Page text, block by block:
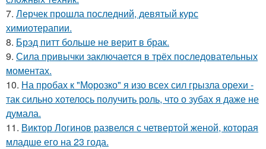
7. Лерчек прошла последний, девятый курс
химиотерапии.
8. Брэд питт больше не верит в брак.
9. Сила привычки заключается в трёх последовательных
моментах.
10. На пробах к "Морозко" я изо всех сил грызла орехи -
так сильно хотелось получить роль, что о зубах я даже не
думала.
11. Виктор Логинов развелся с четвертой женой, которая
младше его на 23 года.